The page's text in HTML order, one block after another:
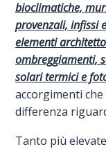
bioclimatiche,
provenzali, infissi
elementi
ombreggiamenti,
solari termici e
accorgimenti
differenza
Tanto più